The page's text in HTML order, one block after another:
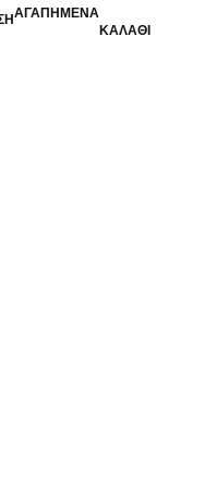
ΑΓΑΠΗΜΈΝΑ
ΚΑΛΆΘΙ
ΩΣ ΑΓΑΠΗΜΈΝΟ